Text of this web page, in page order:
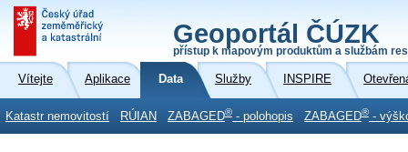
Geoportál ČÚZK
přístup k mapovým produktům a službám
Vítejte Aplikace Data Služby INSPIRE
Katastr nemovitostí RÚIAN ZABAGED® - polohopis ZABAGED® -